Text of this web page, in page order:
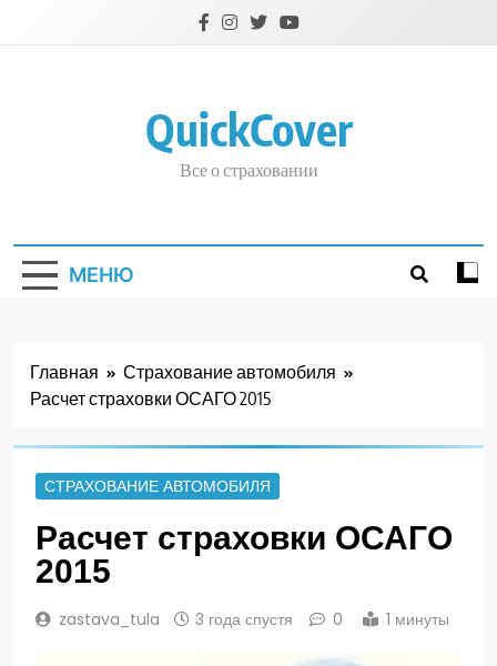
QuickCover
Все о страховании
МЕНЮ
Главная
Страхование автомобиля
Расчет страховки ОСАГО 2015
СТРАХОВАНИЕ АВТОМОБИЛЯ
Расчет страховки ОСАГО
2015
zastava_tula 3 года спустя 0 1 минуты